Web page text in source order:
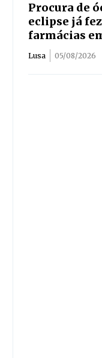
Procura de
eclipse já
farmácias
Lusa 05/08/2026